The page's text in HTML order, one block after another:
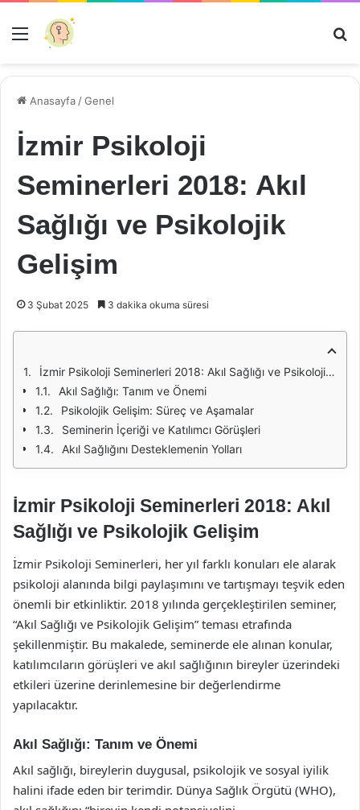
Menü
Anasayfa /Genel
İzmir Psikoloji
Seminerleri 2018: Akıl
Sağlığı ve Psikolojik
Gelişim
3 Şubat 2025 3 dakika okuma süresi
İzmir Psikoloji Seminerleri 2018: Akıl Sağlığı ve Psikolojik Gelişim
Akıl Sağlığı: Tanım ve Önemi
Psikolojik Gelişim: Süreç ve Aşamalar
Seminerin İçeriği ve Katılımcı Görüşleri
Akıl Sağlığını Desteklemenin Yolları
İzmir Psikoloji Seminerleri 2018: Akıl
Sağlığı ve Psikolojik Gelişim
İzmir Psikoloji Seminerleri, her yıl farklı konuları ele alarak
psikoloji alanında bilgi paylaşımını ve tartışmayı teşvik eden
önemli bir etkinliktir. 2018 yılında gerçekleştirilen seminer,
“Akıl Sağlığı ve Psikolojik Gelişim” teması etrafında
şekillenmiştir. Bu makalede, seminerde ele alınan konular,
katılımcıların görüşleri ve akıl sağlığının bireyler üzerindeki
etkileri üzerine derinlemesine bir değerlendirme
yapılacaktır.
Akıl Sağlığı: Tanım ve Önemi
Akıl sağlığı, bireylerin duygusal, psikolojik ve sosyal iyilik
halini ifade eden bir terimdir. Dünya Sağlık Örgütü (WHO),